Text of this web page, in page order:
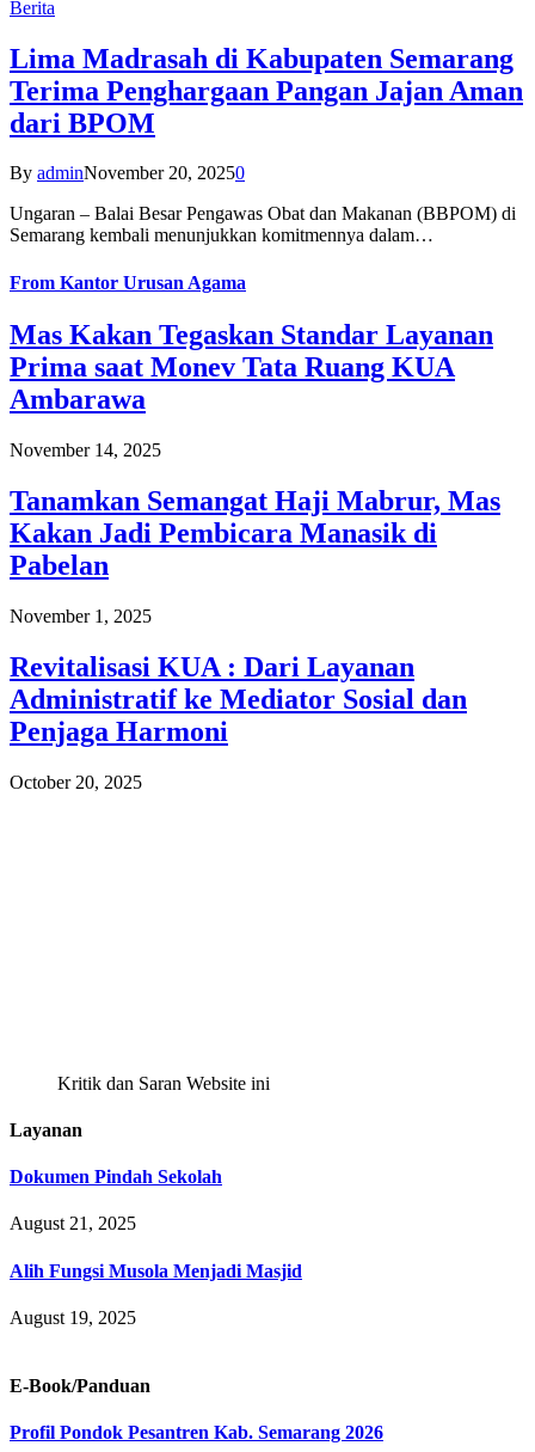
Berita
Lima Madrasah di Kabupaten Semarang
Terima Penghargaan Pangan Jajan Aman
dari BPOM
By adminNovember 20, 20250
Ungaran – Balai Besar Pengawas Obat dan Makanan (BBPOM) di
Semarang kembali menunjukkan komitmennya dalam…
From Kantor Urusan Agama
Mas Kakan Tegaskan Standar Layanan
Prima saat Monev Tata Ruang KUA
Ambarawa
November 14, 2025
Tanamkan Semangat Haji Mabrur, Mas
Kakan Jadi Pembicara Manasik di
Pabelan
November 1, 2025
Revitalisasi KUA : Dari Layanan
Administratif ke Mediator Sosial dan
Penjaga Harmoni
October 20, 2025
Kritik dan Saran Website ini
Layanan
Dokumen Pindah Sekolah
August 21, 2025
Alih Fungsi Musola Menjadi Masjid
August 19, 2025
E-Book/Panduan
Profil Pondok Pesantren Kab. Semarang 2026